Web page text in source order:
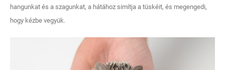
hangunkat és a szagunkat, a hátához simítja a tüskéit, és megengedi,
hogy kézbe vegyük.